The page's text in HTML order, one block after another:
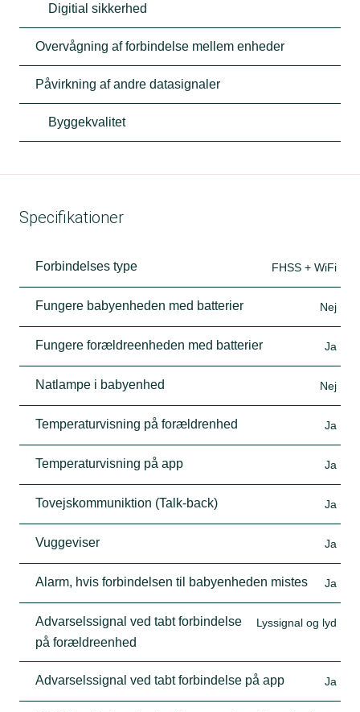
Digitial sikkerhed
Overvågning af forbindelse mellem enheder
Påvirkning af andre datasignaler
Byggekvalitet
Specifikationer
Forbindelses type FHSS + WiFi
Fungere babyenheden med batterier Nej
Fungere forældreenheden med batterier Ja
Natlampe i babyenhed Nej
Temperaturvisning på forældrenhed Ja
Temperaturvisning på app Ja
Tovejskommuniktion (Talk-back) Ja
Vuggeviser Ja
Alarm, hvis forbindelsen til babyenheden mistes Ja
Advarselssignal ved tabt forbindelse
på forældreenhed
Lyssignal og lyd
Advarselssignal ved tabt forbindelse på app Ja